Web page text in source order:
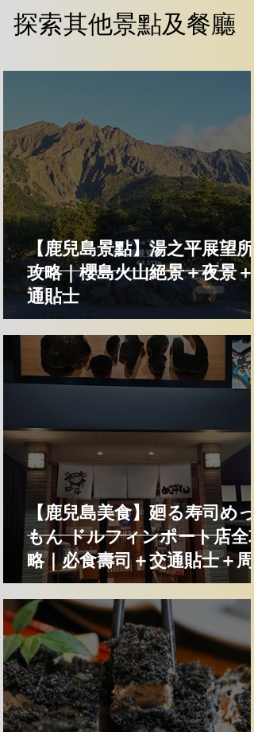
探索其他景點及餐廳
探索其他景點及餐廳
【鹿兒島景點】湯之平展望所
攻略｜櫻島火山絕景＋夜景＋
通貼士
【鹿兒島美食】廻る寿司めっ
もん ドルフィンポート店全
略｜必食壽司＋交通貼士＋周
景點